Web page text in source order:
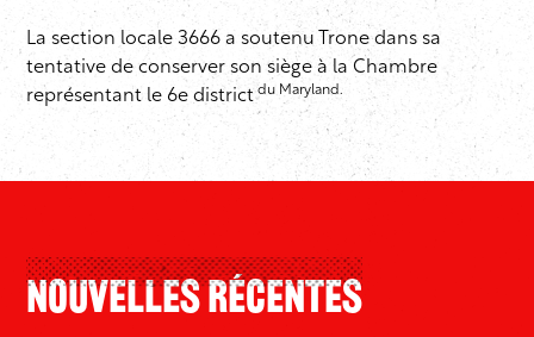
La section locale 3666 a soutenu Trone dans sa
tentative de conserver son siège à la Chambre
représentant le 6e district du Maryland.
Nouvelles Récentes